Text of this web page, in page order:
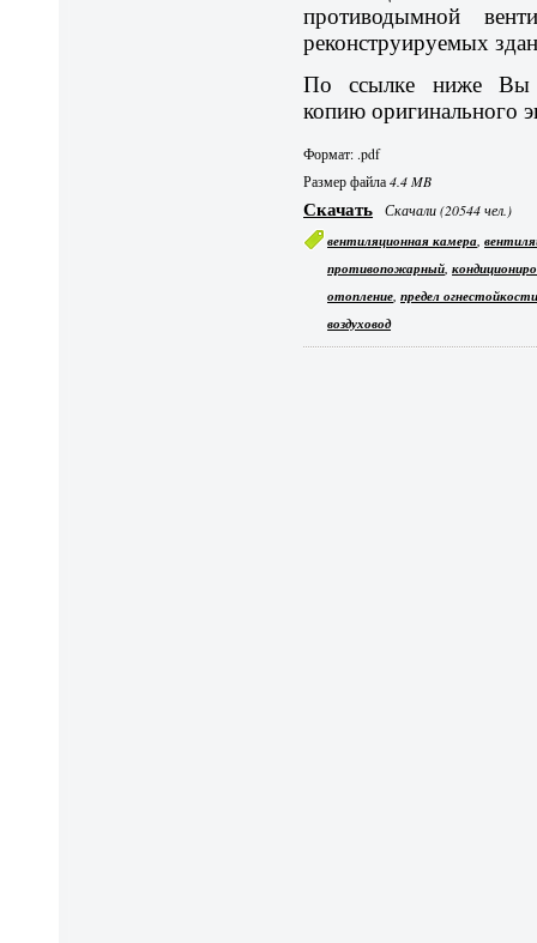
противодымной
реконструируемых
По ссылке ниже Вы
копию оригинального
Формат: .pdf
Размер файла4.4 MB
Скачать Скачали (20544 чел.)
вентиляционная камера,
противопожарный,
отопление,предел
воздуховод